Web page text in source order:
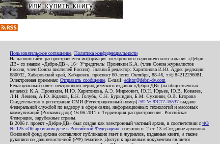
Пользовательское соглашение Политика конфиденциальности
На данном сайте распространяется информация электронного периодического издания «Дебри-
ДВ» со знаком «Дебри-ДВ». 16+ Учредитель: Пронякин К.А. (член Союза журналистов
России, член Союза писателей России). Главный редактор: Харитонова И.Ю. Адрес редакции:
680032, Хабаровский край, Хабаровск, проспект 60-летия Октября, 88-46, т./ф.84212296081.
Электронная приемная: Отправить сообщение . E-mail: editor@debri-dv.com
Редакционный совет электронного периодического издания «Дебри-ДВ» (на общественных
началах): К.А. Пронякин, И.Ю. Харитонова, А.Э. Мирмович, Ю.Н. Юрьев, Ю.В. Ковалев,
Л.Н. Левина, А.Ю. Жданов, Е.Н. Голубь, С.Н. Бурындин, Б.М. Сухинин, О.В. Егорова
Свидетельство о регистрации СМИ (Регистрационный номер) ЭЛ № ФС77-45537 выдано
Федеральной службой по надзору в сфере связи, информационных технологий и массовых
коммуникаций (Роскомнадзор) 16.06.2011 г. Территория распространения: Российская
Федерация, зарубежные страны.
В 2006 г. проект «Дебри-ДВ» был создан как электронный частный архив, в соответствии с ФЗ
№ 125 «Об архивном деле в Российской Федерации» , согласно п. 2 ст. 13 «Создание архивов».
Основной фонд архива составляют публикации газет и журналов, изданные книги, а также
рукописи по дальневосточной (РФ) тематике. Доступ к архивным документам является